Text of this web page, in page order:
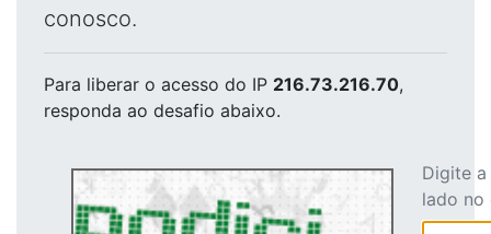
conosco.
Para liberar o acesso do IP 216.73.216.70,
responda ao desafio abaixo.
Digite
lado no